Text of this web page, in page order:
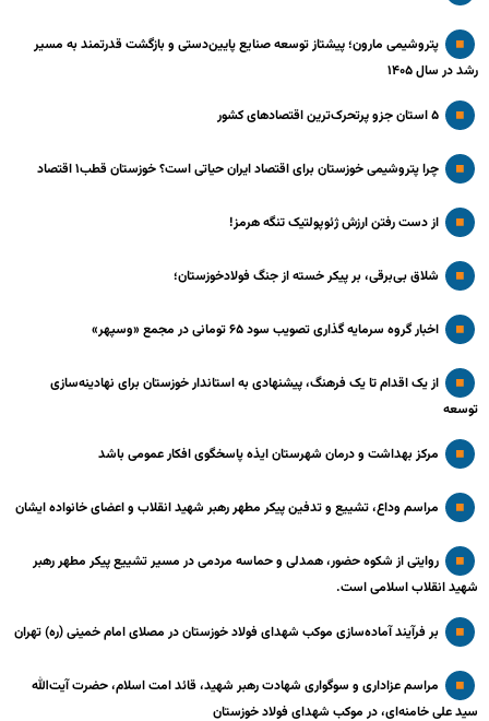
پتروشیمی مارون؛ پیشتاز توسعه صنایع پایین‌دستی و بازگشت قدرتمند به مسیر
رشد در سال ۱۴۰۵
۵ استان جزو پرتحرک‌ترین اقتصاد‌های کشور
چرا پتروشیمی خوزستان برای اقتصاد ایران حیاتی است؟ خوزستان قطب۱ اقتصاد
از دست رفتن ارزش ژئوپولتیک تنگه هرمز!
شلاق‌ بی‌برقی، بر پیکر خسته‌ از جنگ فولادخوزستان؛
اخبار گروه سرمایه گذاری تصویب سود ۶۵ تومانی در مجمع «وسپهر»
از یک اقدام تا یک فرهنگ، پیشنهادی به استاندار خوزستان برای نهادینه‌سازی
توسعه
مرکز بهداشت و درمان شهرستان ایذه پاسخگوی افکار عمومی باشد
مراسم وداع، تشییع و تدفین پیکر مطهر رهبر شهید انقلاب و اعضای خانواده ایشان
روایتی از شکوه حضور، همدلی و حماسه مردمی در مسیر تشییع پیکر مطهر رهبر
شهید انقلاب اسلامی است.
بر فرآیند آماده‌سازی موکب شهدای فولاد خوزستان در مصلای امام خمینی (ره) تهران
مراسم عزاداری و سوگواری شهادت رهبر شهید، قائد امت اسلام، حضرت آیت‌الله
سید علی خامنه‌ای، در موکب شهدای فولاد خوزستان